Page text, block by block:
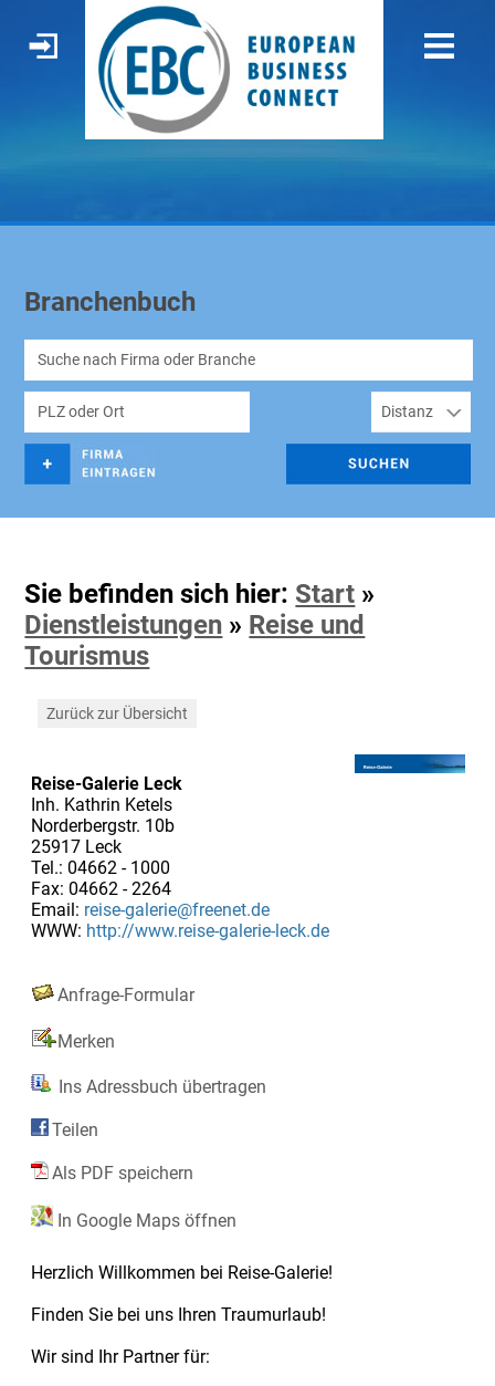
Branchenbuch
Sie befinden sich hier: Start »
Dienstleistungen » Reise und
Tourismus
Zurück zur Übersicht
Reise-Galerie Leck
Inh. Kathrin Ketels
Norderbergstr. 10b
25917 Leck
Tel.: 04662 - 1000
Fax: 04662 - 2264
Email: reise-galerie@freenet.de
WWW: http://www.reise-galerie-leck.de
Anfrage-Formular
Merken
Ins Adressbuch übertragen
Teilen
Als PDF speichern
In Google Maps öffnen
Herzlich Willkommen bei Reise-Galerie!
Finden Sie bei uns Ihren Traumurlaub!
Wir sind Ihr Partner für: